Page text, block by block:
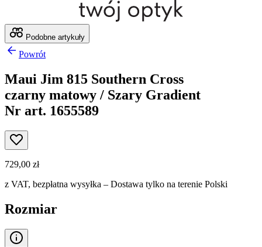
Podobne artykuły
Powrót
Maui Jim 815 Southern Cross
czarny matowy / Szary Gradient
Nr art. 1655589
729,00 zł
z VAT, bezpłatna wysyłka – Dostawa tylko na terenie Polski
Rozmiar